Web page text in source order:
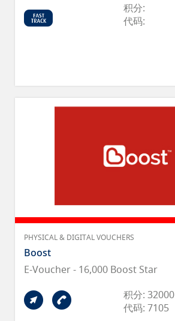
积分:
代码:
PHYSICAL & DIGITAL VOUCHERS
Boost
E-Voucher - 16,000 Boost Star
积分: 32000
代码: 7105